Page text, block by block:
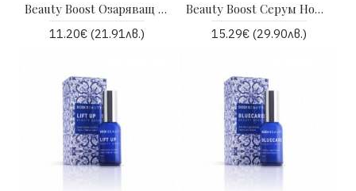
Beauty Boost Озаряващ Серум с Витамин С - Bodi beauty
11.20€ (21.91лв.)
Beauty Boost Серум Нощен Детокс - Bodi beauty
15.29€ (29.90лв.)